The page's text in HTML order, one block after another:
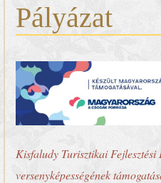
Pályázat
Kisfaludy Turisztikai
versenyképességének